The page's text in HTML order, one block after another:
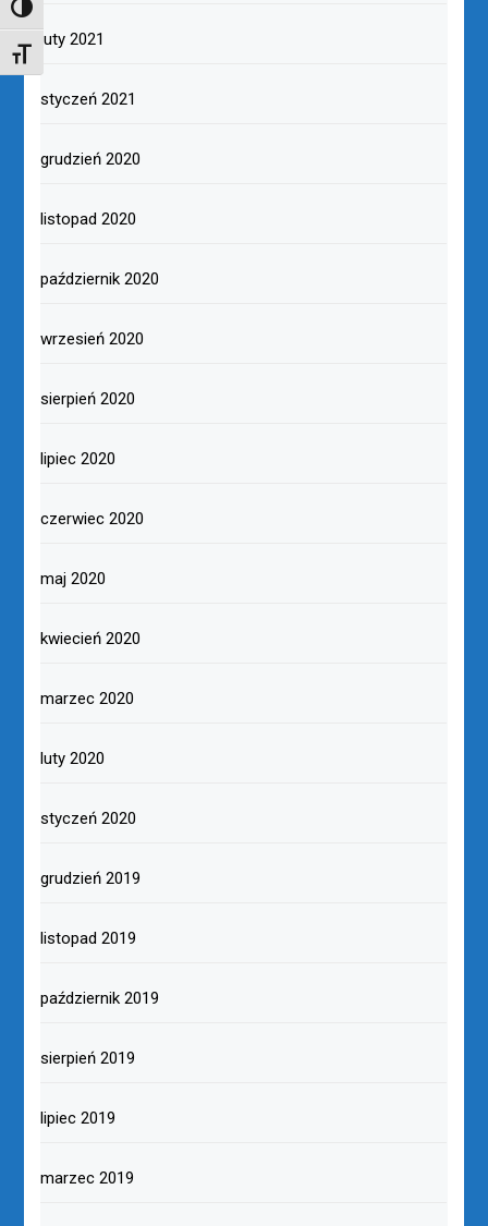
TOGGLE HIGH CONTRAST
TOGGLE FONT SIZE
luty 2021
styczeń 2021
grudzień 2020
listopad 2020
październik 2020
wrzesień 2020
sierpień 2020
lipiec 2020
czerwiec 2020
maj 2020
kwiecień 2020
marzec 2020
luty 2020
styczeń 2020
grudzień 2019
listopad 2019
październik 2019
sierpień 2019
lipiec 2019
marzec 2019